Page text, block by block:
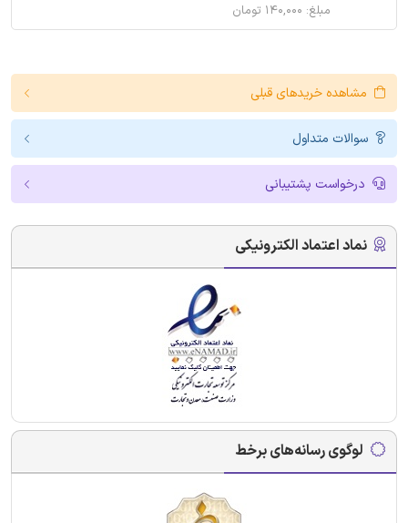
مبلغ: ۱۴۰,۰۰۰ تومان
مشاهده خریدهای قبلی
سوالات متداول
درخواست پشتیبانی
نماد اعتماد الکترونیکی
لوگوی رسانه‌های برخط